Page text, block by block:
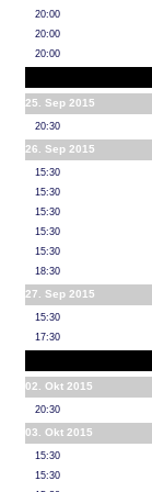
20:00
20:00
20:00
25. Sep 2015
20:30
26. Sep 2015
15:30
15:30
15:30
15:30
15:30
18:30
27. Sep 2015
15:30
17:30
02. Okt 2015
20:30
03. Okt 2015
15:30
15:30